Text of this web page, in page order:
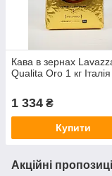
Кава в зернах
Qualita Oro 1 кг Італія
1 334 ₴
Купити
Акційні